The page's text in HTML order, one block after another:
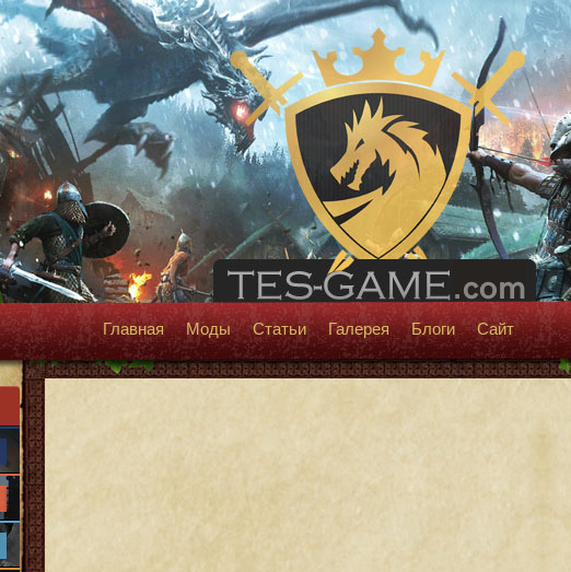
Главная Моды Статьи Галерея Блоги Сайт